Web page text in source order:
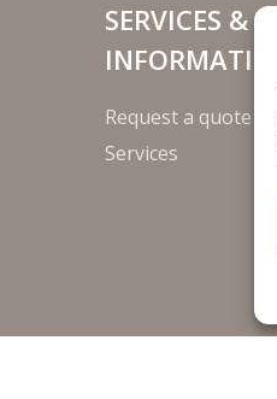
SERVICES &
INFORMATION
Request a quote
Services